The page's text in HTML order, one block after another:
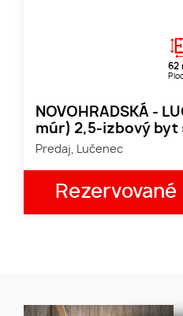
62
NOVOHRADSKÁ -
múr) 2,5-izbový byt
Predaj, Lučenec
Rezervované